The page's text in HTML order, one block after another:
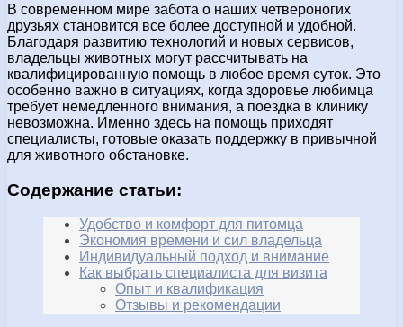
В современном мире забота о наших четвероногих
друзьях становится все более доступной и удобной.
Благодаря развитию технологий и новых сервисов,
владельцы животных могут рассчитывать на
квалифицированную помощь в любое время суток. Это
особенно важно в ситуациях, когда здоровье любимца
требует немедленного внимания, а поездка в клинику
невозможна. Именно здесь на помощь приходят
специалисты, готовые оказать поддержку в привычной
для животного обстановке.
Содержание статьи:
Удобство и комфорт для питомца
Экономия времени и сил владельца
Индивидуальный подход и внимание
Как выбрать специалиста для визита
Опыт и квалификация
Отзывы и рекомендации